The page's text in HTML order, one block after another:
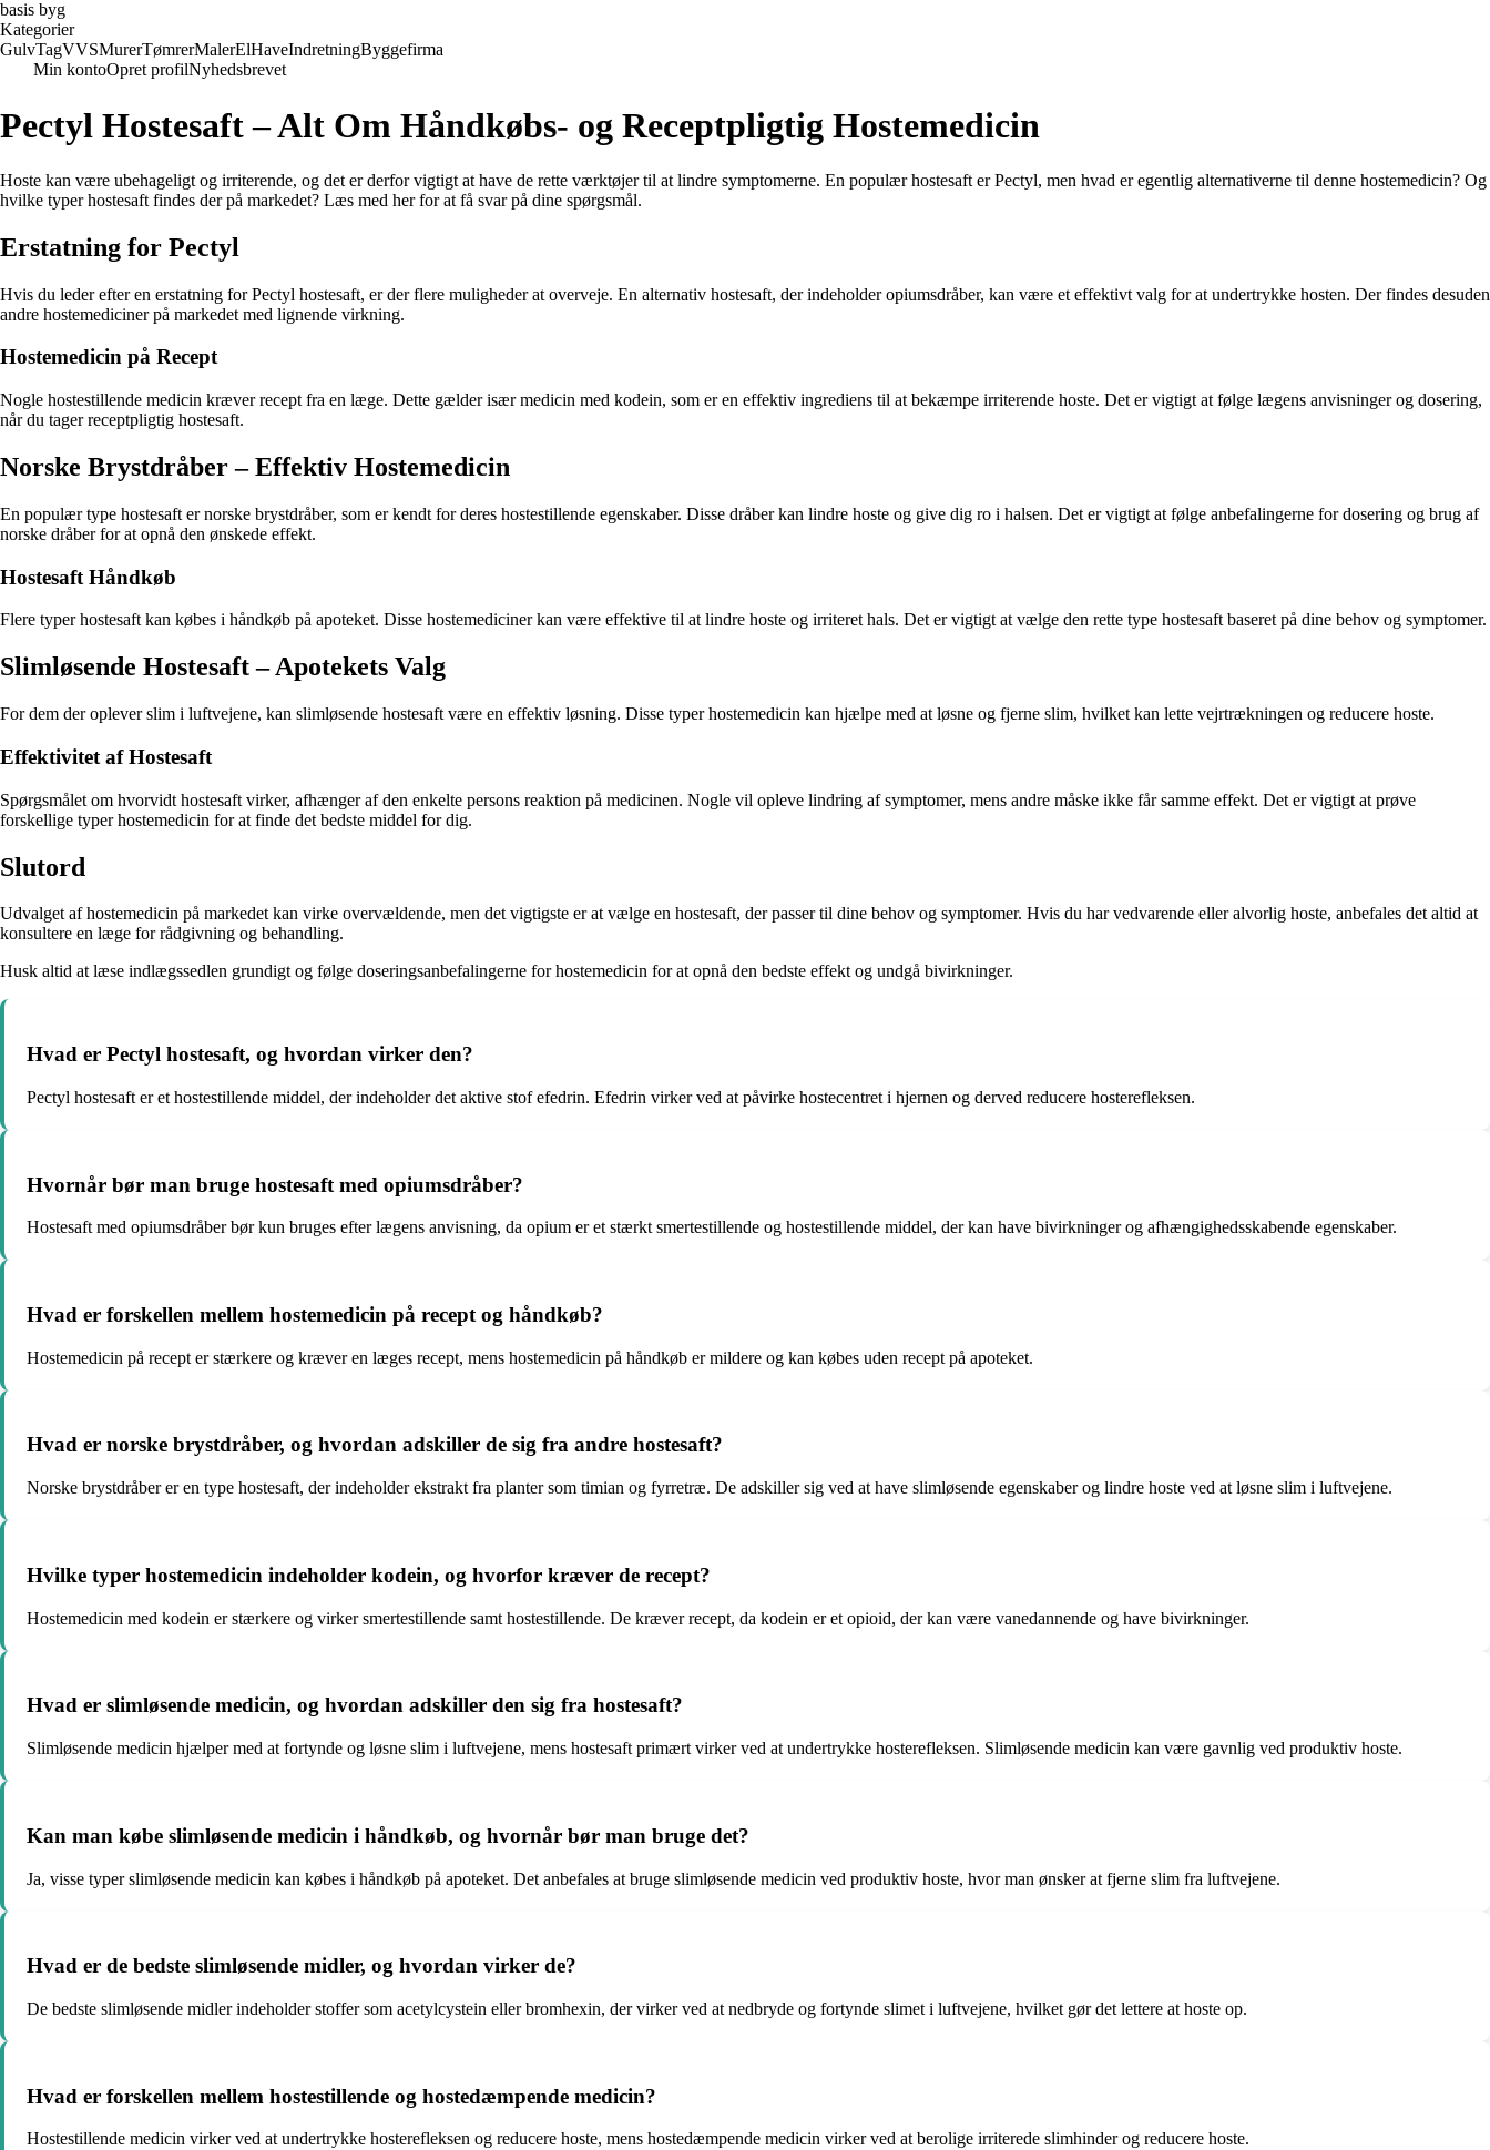
basis byg
Kategorier
GulvTagVVSMurerTømrerMalerElHaveIndretningByggefirma
Min kontoOpret profilNyhedsbrevet
Pectyl Hostesaft – Alt Om Håndkøbs- og Receptpligtig Hostemedicin
Hoste kan være ubehageligt og irriterende, og det er derfor vigtigt at have de rette værktøjer til at lindre symptomerne. En populær hostesaft er Pectyl, men hvad er egentlig alternativerne til denne hostemedicin? Og
hvilke typer hostesaft findes der på markedet? Læs med her for at få svar på dine spørgsmål.
Erstatning for Pectyl
Hvis du leder efter en erstatning for Pectyl hostesaft, er der flere muligheder at overveje. En alternativ hostesaft, der indeholder opiumsdråber, kan være et effektivt valg for at undertrykke hosten. Der findes desuden
andre hostemediciner på markedet med lignende virkning.
Hostemedicin på Recept
Nogle hostestillende medicin kræver recept fra en læge. Dette gælder især medicin med kodein, som er en effektiv ingrediens til at bekæmpe irriterende hoste. Det er vigtigt at følge lægens anvisninger og dosering,
når du tager receptpligtig hostesaft.
Norske Brystdråber – Effektiv Hostemedicin
En populær type hostesaft er norske brystdråber, som er kendt for deres hostestillende egenskaber. Disse dråber kan lindre hoste og give dig ro i halsen. Det er vigtigt at følge anbefalingerne for dosering og brug af
norske dråber for at opnå den ønskede effekt.
Hostesaft Håndkøb
Flere typer hostesaft kan købes i håndkøb på apoteket. Disse hostemediciner kan være effektive til at lindre hoste og irriteret hals. Det er vigtigt at vælge den rette type hostesaft baseret på dine behov og symptomer.
Slimløsende Hostesaft – Apotekets Valg
For dem der oplever slim i luftvejene, kan slimløsende hostesaft være en effektiv løsning. Disse typer hostemedicin kan hjælpe med at løsne og fjerne slim, hvilket kan lette vejrtrækningen og reducere hoste.
Effektivitet af Hostesaft
Spørgsmålet om hvorvidt hostesaft virker, afhænger af den enkelte persons reaktion på medicinen. Nogle vil opleve lindring af symptomer, mens andre måske ikke får samme effekt. Det er vigtigt at prøve
forskellige typer hostemedicin for at finde det bedste middel for dig.
Slutord
Udvalget af hostemedicin på markedet kan virke overvældende, men det vigtigste er at vælge en hostesaft, der passer til dine behov og symptomer. Hvis du har vedvarende eller alvorlig hoste, anbefales det altid at
konsultere en læge for rådgivning og behandling.
Husk altid at læse indlægssedlen grundigt og følge doseringsanbefalingerne for hostemedicin for at opnå den bedste effekt og undgå bivirkninger.
Hvad er Pectyl hostesaft, og hvordan virker den?
Pectyl hostesaft er et hostestillende middel, der indeholder det aktive stof efedrin. Efedrin virker ved at påvirke hostecentret i hjernen og derved reducere hosterefleksen.
Hvornår bør man bruge hostesaft med opiumsdråber?
Hostesaft med opiumsdråber bør kun bruges efter lægens anvisning, da opium er et stærkt smertestillende og hostestillende middel, der kan have bivirkninger og afhængighedsskabende egenskaber.
Hvad er forskellen mellem hostemedicin på recept og håndkøb?
Hostemedicin på recept er stærkere og kræver en læges recept, mens hostemedicin på håndkøb er mildere og kan købes uden recept på apoteket.
Hvad er norske brystdråber, og hvordan adskiller de sig fra andre hostesaft?
Norske brystdråber er en type hostesaft, der indeholder ekstrakt fra planter som timian og fyrretræ. De adskiller sig ved at have slimløsende egenskaber og lindre hoste ved at løsne slim i luftvejene.
Hvilke typer hostemedicin indeholder kodein, og hvorfor kræver de recept?
Hostemedicin med kodein er stærkere og virker smertestillende samt hostestillende. De kræver recept, da kodein er et opioid, der kan være vanedannende og have bivirkninger.
Hvad er slimløsende medicin, og hvordan adskiller den sig fra hostesaft?
Slimløsende medicin hjælper med at fortynde og løsne slim i luftvejene, mens hostesaft primært virker ved at undertrykke hosterefleksen. Slimløsende medicin kan være gavnlig ved produktiv hoste.
Kan man købe slimløsende medicin i håndkøb, og hvornår bør man bruge det?
Ja, visse typer slimløsende medicin kan købes i håndkøb på apoteket. Det anbefales at bruge slimløsende medicin ved produktiv hoste, hvor man ønsker at fjerne slim fra luftvejene.
Hvad er de bedste slimløsende midler, og hvordan virker de?
De bedste slimløsende midler indeholder stoffer som acetylcystein eller bromhexin, der virker ved at nedbryde og fortynde slimet i luftvejene, hvilket gør det lettere at hoste op.
Hvad er forskellen mellem hostestillende og hostedæmpende medicin?
Hostestillende medicin virker ved at undertrykke hosterefleksen og reducere hoste, mens hostedæmpende medicin virker ved at berolige irriterede slimhinder og reducere hoste.